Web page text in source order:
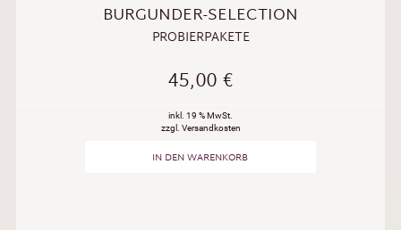
BURGUNDER-SELECTION
PROBIERPAKETE
45,00€
inkl. 19 % MwSt.
zzgl. Versandkosten
IN DEN WARENKORB